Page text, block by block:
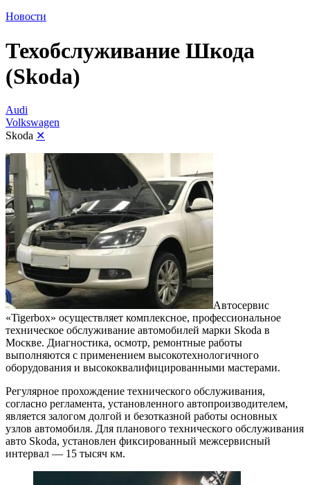
Новости
Техобслуживание Шкода
(Skoda)
Audi
Volkswagen
Skoda ✕
Автосервис
«Tigerbox» осуществляет комплексное, профессиональное
техническое обслуживание автомобилей марки Skoda в
Москве. Диагностика, осмотр, ремонтные работы
выполняются с применением высокотехнологичного
оборудования и высококвалифицированными мастерами.
Регулярное прохождение технического обслуживания,
согласно регламента, установленного автопроизводителем,
является залогом долгой и безотказной работы основных
узлов автомобиля. Для планового технического обслуживания
авто Skoda, установлен фиксированный межсервисный
интервал — 15 тысяч км.